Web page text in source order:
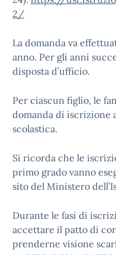
2/
La domanda va
anno. Per gli anni
disposta d’ufficio.
Per ciascun figlio, le
domanda di iscrizione
scolastica.
Si ricorda che le
primo grado vanno
sito del Ministero
Durante le fasi di
accettare il patto di
prenderne visione